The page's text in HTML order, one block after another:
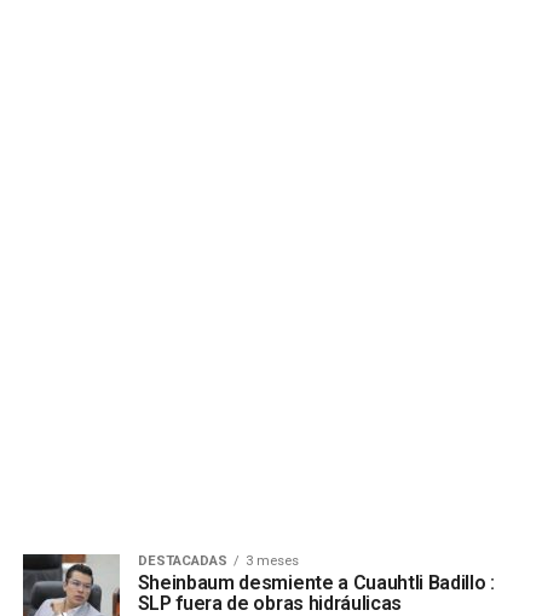
DESTACADAS 3 meses
Sheinbaum desmiente a Cuauhtli Badillo :
SLP fuera de obras hidráulicas